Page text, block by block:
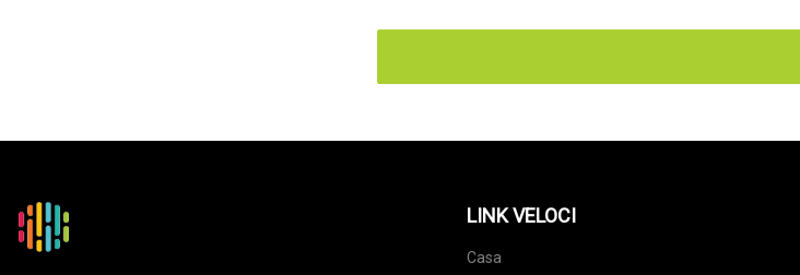
LINK VELOCI
Casa